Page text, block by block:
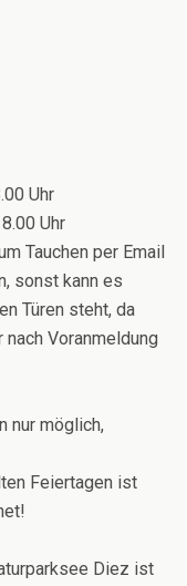
Uhr
Uhr
Tauchen per Email
sonst kann es
Türen steht, da
Voranmeldung
nur möglich,
Feiertagen ist
Diez ist